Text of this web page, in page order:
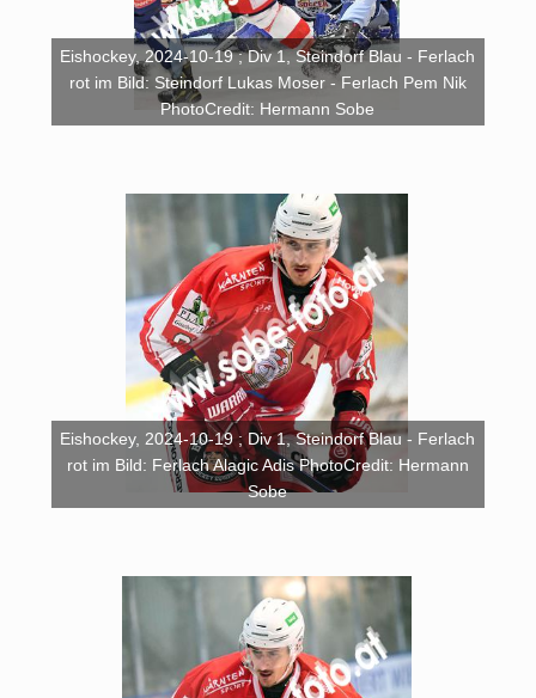
Eishockey, 2024-10-19 ; Div 1, Steindorf Blau - Ferlach
rot im Bild: Steindorf Lukas Moser - Ferlach Pem Nik
PhotoCredit: Hermann Sobe
Eishockey, 2024-10-19 ; Div 1, Steindorf Blau - Ferlach
rot im Bild: Ferlach Alagic Adis PhotoCredit: Hermann
Sobe